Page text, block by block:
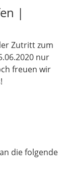
|
Zutritt zum
nur
freuen wir
die folgende